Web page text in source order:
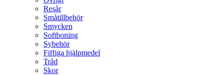
Resår
Småtillbehör
Smycken
Softboning
Sybehör
Fiffiga hjälpmedel
Tråd
Skor